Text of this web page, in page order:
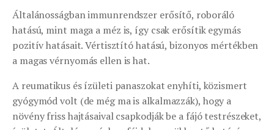
Általánosságban immunrendszer erősítő, roboráló
hatású, mint maga a méz is, így csak erősítik egymás
pozitív hatásait. Vértisztító hatású, bizonyos mértékben
a magas vérnyomás ellen is hat.
A reumatikus és ízületi panaszokat enyhíti, közismert
gyógymód volt (de még ma is alkalmazzák), hogy a
növény friss hajtásaival csapkodják be a fájó testrészeket,